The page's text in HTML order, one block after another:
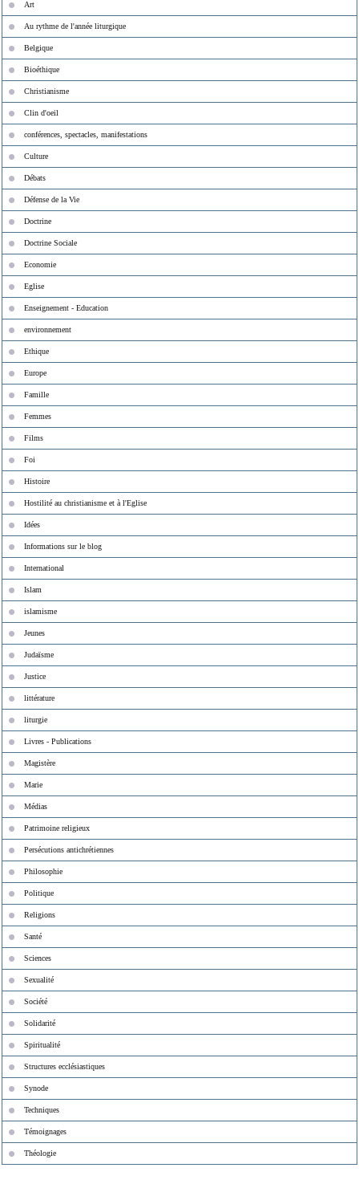
Art
Au rythme de l'année liturgique
Belgique
Bioéthique
Christianisme
Clin d'oeil
conférences, spectacles, manifestations
Culture
Débats
Défense de la Vie
Doctrine
Doctrine Sociale
Economie
Eglise
Enseignement - Education
environnement
Ethique
Europe
Famille
Femmes
Films
Foi
Histoire
Hostilité au christianisme et à l'Eglise
Idées
Informations sur le blog
International
Islam
islamisme
Jeunes
Judaïsme
Justice
littérature
liturgie
Livres - Publications
Magistère
Marie
Médias
Patrimoine religieux
Persécutions antichrétiennes
Philosophie
Politique
Religions
Santé
Sciences
Sexualité
Société
Solidarité
Spiritualité
Structures ecclésiastiques
Synode
Techniques
Témoignages
Théologie